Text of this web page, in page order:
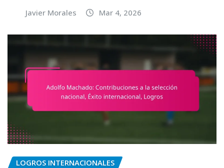
Javier Morales Mar 4, 2026
LOGROS INTERNACIONALES